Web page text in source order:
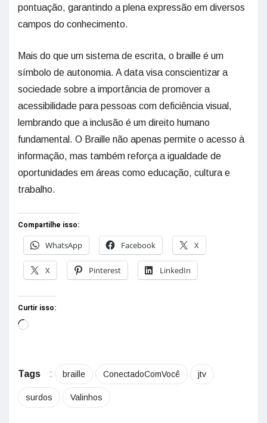
pontuação, garantindo a plena expressão em diversos
campos do conhecimento.
Mais do que um sistema de escrita, o braille é um
símbolo de autonomia. A data visa conscientizar a
sociedade sobre a importância de promover a
acessibilidade para pessoas com deficiência visual,
lembrando que a inclusão é um direito humano
fundamental. O Braille não apenas permite o acesso à
informação, mas também reforça a igualdade de
oportunidades em áreas como educação, cultura e
trabalho.
Compartilhe isso:
WhatsApp
Facebook X
X Pinterest LinkedIn
Curtir isso:
Tags : braille ConectadoComVocê jtv
surdos Valinhos